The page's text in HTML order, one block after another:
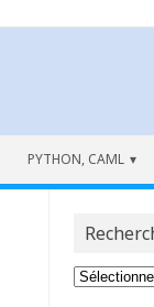
PYTHON, CAML